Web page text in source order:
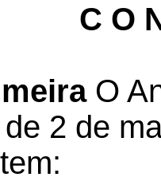
C O
O
de 2 de